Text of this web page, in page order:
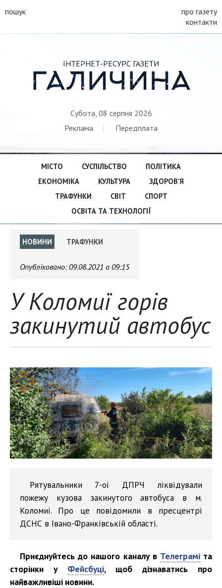
пошук
про газету
контакти
ІНТЕРНЕТ-РЕСУРС ГАЗЕТИ
ГАЛИЧИНА
Субота, 08 серпня 2026
Реклама
Передплата
МІСТО СУСПІЛЬСТВО
ПОЛІТИКА
ЕКОНОМІКА
КУЛЬТУРА
ЗДОРОВ’Я
ТРАФУНКИ
СВІТ
СПОРТ
ОСВІТА ТА ТЕХНОЛОГІЇ
НОВИНИ ТРАФУНКИ
Опубліковано: 09.08.2021 о 09:15
У Коломиї горів
закинутий автобус
Рятувальники 7-ої ДПРЧ ліквідували
пожежу кузова закинутого автобуса в м.
Коломиї. Про це повідомили в пресцентрі
ДСНС в Івано-Франківській області.
Приєднуйтесь до нашого каналу в Телеграміта
сторінки у Фейсбуці, щоб дізнаватись про
найважливіші новини.